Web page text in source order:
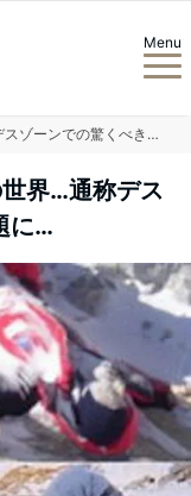
Menu
エベレストでの標高8000mの世界…通称デスゾーンでの驚くべき常識が話題に…
界…通称デス
に…